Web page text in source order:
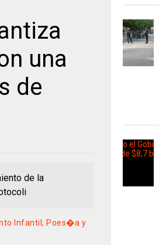
una
de
de la
Infantil, Poes�a y